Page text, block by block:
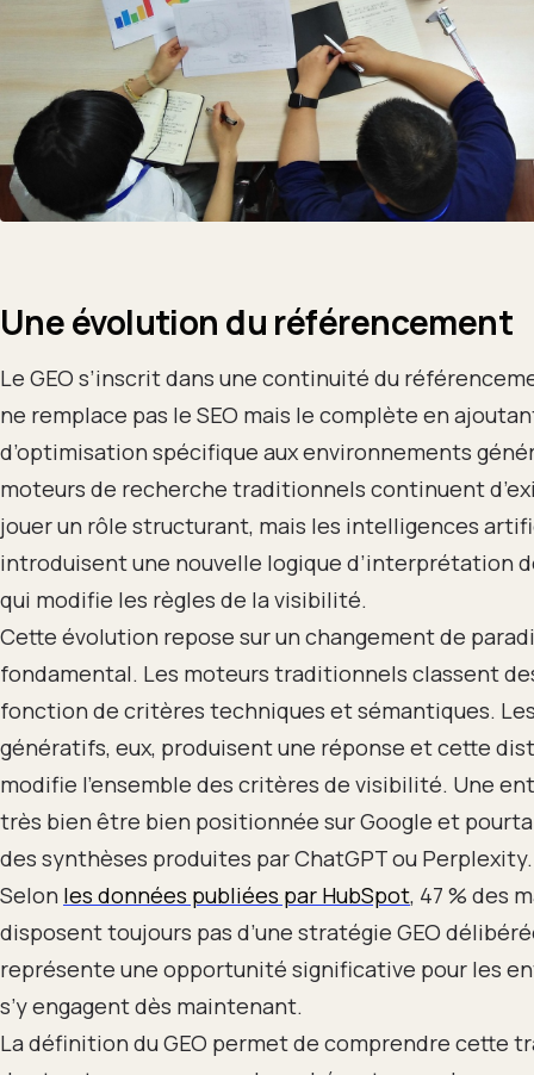
Une évolution du référencement
Le GEO s’inscrit dans une continuité du
ne remplace pas le SEO mais le complète en
d’optimisation spécifique aux environnements
moteurs de recherche traditionnels continuent
jouer un rôle structurant, mais les intelligences
introduisent une nouvelle logique d’interprétation
qui modifie les règles de la visibilité.
Cette évolution repose sur un changement de
fondamental. Les moteurs traditionnels classent
fonction de critères techniques et sémantiques.
génératifs, eux, produisent une réponse et cette
modifie l’ensemble des critères de visibilité. Une
très bien être bien positionnée sur Google et
des synthèses produites par ChatGPT ou Perplexity.
Selon les données publiées par HubSpot, 47 % des
disposent toujours pas d’une stratégie GEO
représente une opportunité significative pour les
s’y engagent dès maintenant.
La définition du GEO permet de comprendre cette